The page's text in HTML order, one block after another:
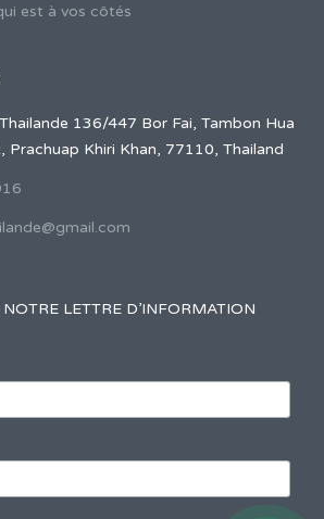
est à vos côtés
136/447 Bor Fai, Tambon Hua
Prachuap Khiri Khan, 77110, Thailand
LETTRE D’INFORMATION